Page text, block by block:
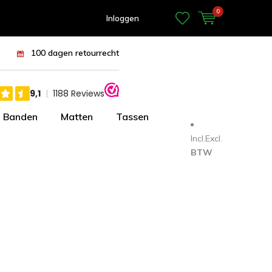
Inloggen
0
100 dagen retourrecht
Banden Matten Tassen
Incl.Excl.
BTW